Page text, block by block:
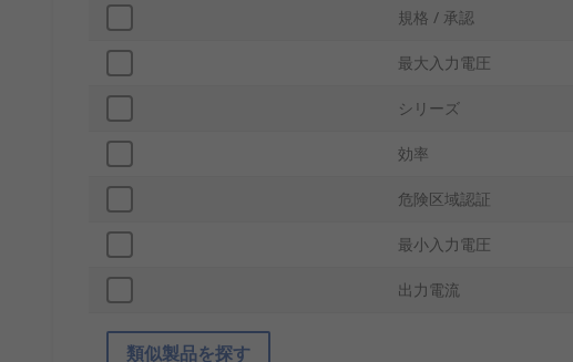
規格 / 承認
最大入力電圧
シリーズ
効率
危険区域認証
最小入力電圧
出力電流
類似製品を探す